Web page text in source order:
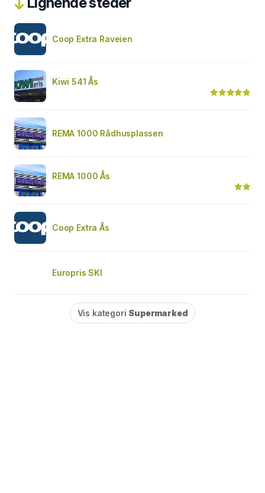
Coop Extra Raveien
Kiwi 541 Ås
REMA 1000 Rådhusplassen
REMA 1000 Ås
Coop Extra Ås
Europris SKI
Vis kategori Supermarked